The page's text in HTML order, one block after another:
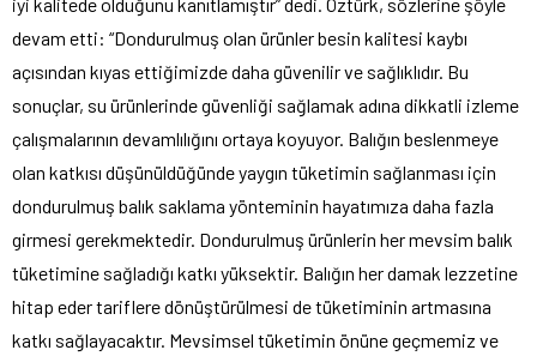
devam etti: “Dondurulmuş olan ürünler besin kalitesi kaybı
açısından kıyas ettiğimizde daha güvenilir ve sağlıklıdır. Bu
sonuçlar, su ürünlerinde güvenliği sağlamak adına dikkatli izleme
çalışmalarının devamlılığını ortaya koyuyor. Balığın beslenmeye
olan katkısı düşünüldüğünde yaygın tüketimin sağlanması için
dondurulmuş balık saklama yönteminin hayatımıza daha fazla
girmesi gerekmektedir. Dondurulmuş ürünlerin her mevsim balık
tüketimine sağladığı katkı yüksektir. Balığın her damak lezzetine
hitap eder tariflere dönüştürülmesi de tüketiminin artmasına
katkı sağlayacaktır. Mevsimsel tüketimin önüne geçmemiz ve